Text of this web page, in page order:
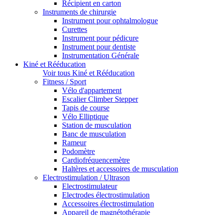
Récipient en carton
Instruments de chirurgie
Instrument pour ophtalmologue
Curettes
Instrument pour pédicure
Instrument pour dentiste
Instrumentation Générale
Kiné et Rééducation
Voir tous Kiné et Rééducation
Fitness / Sport
Vélo d'appartement
Escalier Climber Stepper
Tapis de course
Vélo Elliptique
Station de musculation
Banc de musculation
Rameur
Podomètre
Cardiofréquencemètre
Haltères et accessoires de musculation
Electrostimulation / Ultrason
Electrostimulateur
Electrodes électrostimulation
Accessoires électrostimulation
Appareil de magnétothérapie